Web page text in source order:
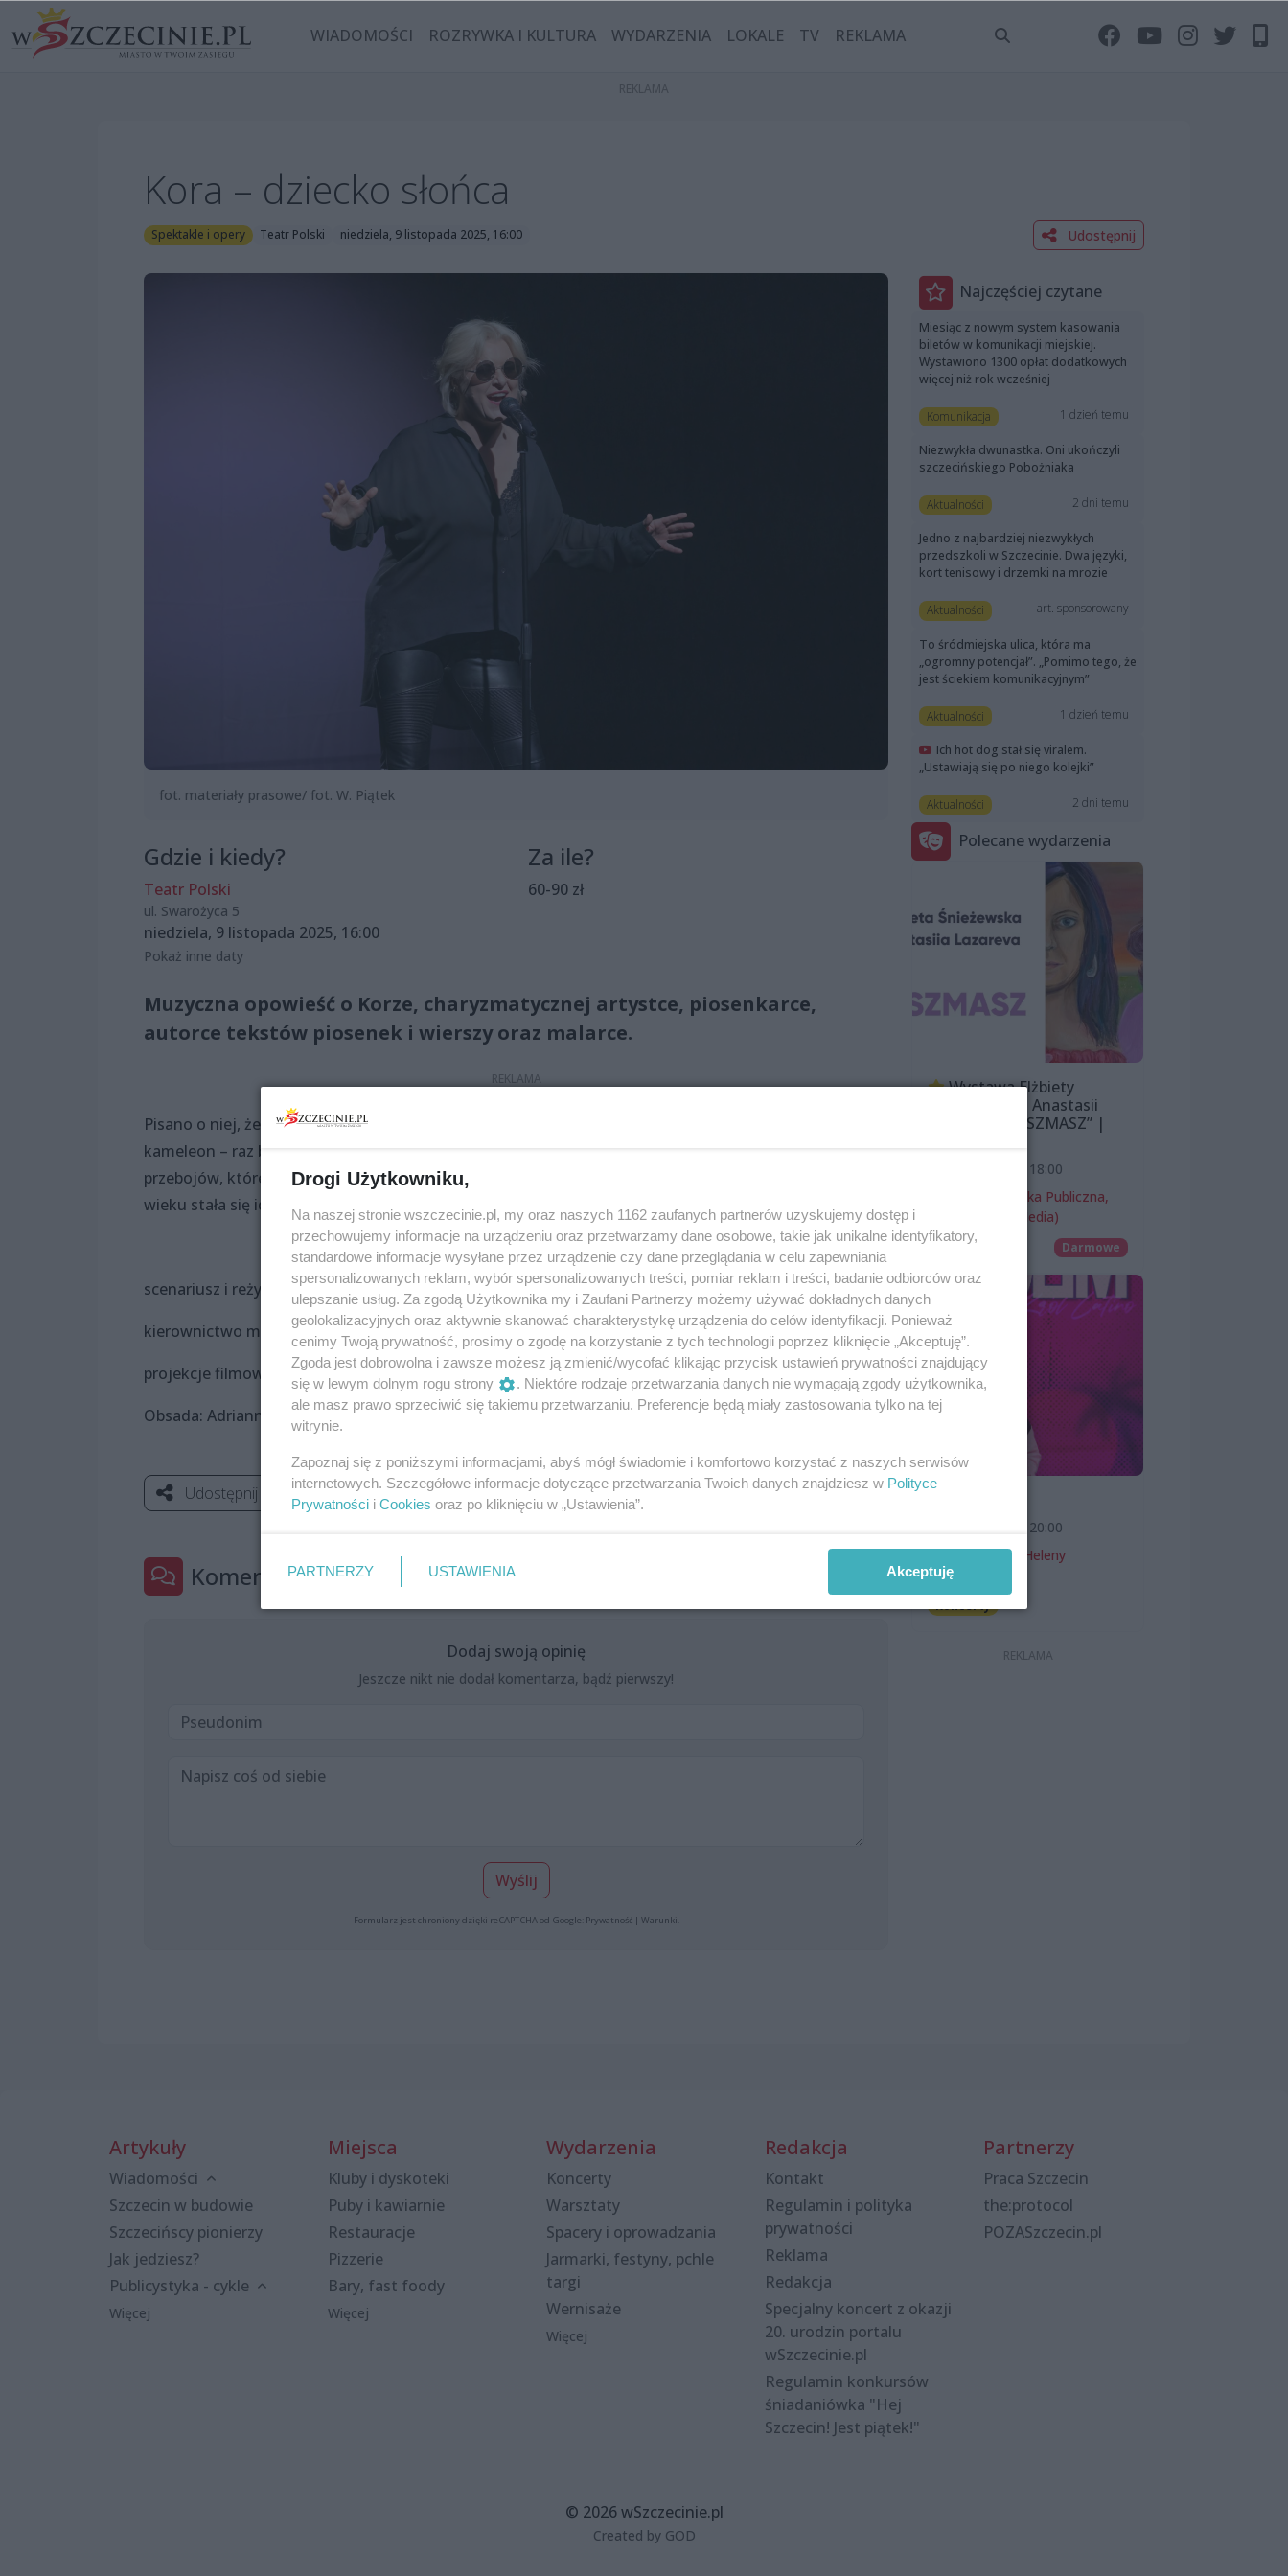
WIADOMOŚCI ROZRYWKA I KULTURA WYDARZENIA LOKALE TV REKLAMA
Kora – dziecko słońca
Spektakle i opery Teatr Polski niedziela, 9 listopada 2025, 16:00 Udostępnij
fot. materiały prasowe/ fot. W. Piątek
Gdzie i kiedy?
Teatr Polski
ul. Swarożyca 5
niedziela, 9 listopada 2025, 16:00
Za ile?
60-90 zł
Pokaż inne daty
Muzyczna opowieść o Korze, charyzmatycznej artystce, piosenkarce,
autorce tekstów piosenek i wierszy oraz malarce.
Pisano o niej, że jest wieczną hipiską i rockową poetką. Scena była jej żywiołem, tu zmieniała się jak
kameleon – raz była drapieżna, a za chwilę liryczna. Wraz z grupą Maanam wylansowała mnóstwo
przebojów, które na stałe weszły do kanonu polskiej muzyki rozrywkowej. W latach 80. ubiegłego
wieku stała się idolką tłumów, gwiazdą, jakiej dotąd nie było w polskim show-biznesie.
scenariusz i reżyseria: Adam Opatowicz
kierownictwo muzyczne: Krzysztof Baranowski
projekcje filmowe: Michał Materna
Obsada: Adrianna Szymańska, Krzysztof Baranowski, Łukasz Wons (gościnnie)
Udostępnij
Komentarze 0
Dodaj swoją opinię
Jeszcze nikt nie dodał komentarza, bądź pierwszy!
Wyślij
Formularz jest chroniony dzięki reCAPTCHA od Google: Prywatność| Warunki
Najczęściej czytane
Miesiąc z nowym system kasowania
biletów w komunikacji miejskiej.
Wystawiono 1300 opłat dodatkowych
więcej niż rok wcześniej
Komunikacja 1 dzień temu
Niezwykła dwunastka. Oni ukończyli
szczecińskiego Pobożniaka
Aktualności 2 dni temu
Jedno z najbardziej niezwykłych
przedszkoli w Szczecinie. Dwa języki,
kort tenisowy i drzemki na mrozie
Aktualności art. sponsorowany
To śródmiejska ulica, która ma
„ogromny potencjał”. „Pomimo tego, że
jest ściekiem komunikacyjnym”
Aktualności 1 dzień temu
Ich hot dog stał się viralem.
„Ustawiają się po niego kolejki”
Aktualności 2 dni temu
Polecane wydarzenia
Wystawa Elżbiety
Śnieżewskiej i Anastasii
Lazarevej „MISZMASZ” |
7 sierpnia 2026, 18:00
Miejska Biblioteka Publiczna,
filia nr 54 (ProMedia)
Wernisaże Darmowe
7 sierpnia 2026, 20:00
Teatr Letni im. Heleny
Majdaniec
Koncerty
Artykuły
Wiadomości
Szczecin w budowie
Szczecińscy pionierzy
Jak jedziesz?
Publicystyka - cykle
Więcej
Miejsca
Kluby i dyskoteki
Puby i kawiarnie
Restauracje
Pizzerie
Bary, fast foody
Więcej
Wydarzenia
Koncerty
Warsztaty
Spacery i oprowadzania
Jarmarki, festyny, pchle
targi
Wernisaże
Więcej
Redakcja
Kontakt
Regulamin i polityka
prywatności
Reklama
Redakcja
Specjalny koncert z okazji
20. urodzin portalu
wSzczecinie.pl
Regulamin konkursów
śniadaniówka "Hej
Szczecin! Jest piątek!"
Partnerzy
Praca Szczecin
the:protocol
POZASzczecin.pl
© 2026 wSzczecinie.pl
Created by GOD
Drogi Użytkowniku,
Na naszej stronie wszczecinie.pl, my oraz naszych 1162 zaufanych partnerów uzyskujemy dostęp i
przechowujemy informacje na urządzeniu oraz przetwarzamy dane osobowe, takie jak unikalne identyfikatory,
standardowe informacje wysyłane przez urządzenie czy dane przeglądania w celu zapewniania
spersonalizowanych reklam, wybór spersonalizowanych treści, pomiar reklam i treści, badanie odbiorców oraz
ulepszanie usług. Za zgodą Użytkownika my i Zaufani Partnerzy możemy używać dokładnych danych
geolokalizacyjnych oraz aktywnie skanować charakterystykę urządzenia do celów identyfikacji. Ponieważ
cenimy Twoją prywatność, prosimy o zgodę na korzystanie z tych technologii poprzez kliknięcie „Akceptuję”.
Zgoda jest dobrowolna i zawsze możesz ją zmienić/wycofać klikając przycisk ustawień prywatności znajdujący
się w lewym dolnym rogu strony
. Niektóre rodzaje przetwarzania danych nie wymagają zgody użytkownika,
ale masz prawo sprzeciwić się takiemu przetwarzaniu. Preferencje będą miały zastosowania tylko na tej
witrynie.
Zapoznaj się z poniższymi informacjami, abyś mógł świadomie i komfortowo korzystać z naszych serwisów
internetowych. Szczegółowe informacje dotyczące przetwarzania Twoich danych znajdziesz w Polityce
Prywatności i Cookies oraz po kliknięciu w „Ustawienia”.
PARTNERZY USTAWIENIA Akceptuję